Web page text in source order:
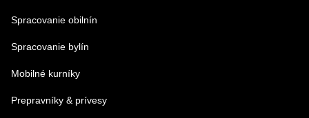
Spracovanie obilnín
Spracovanie bylín
Mobilné kurníky
Prepravníky & prívesy